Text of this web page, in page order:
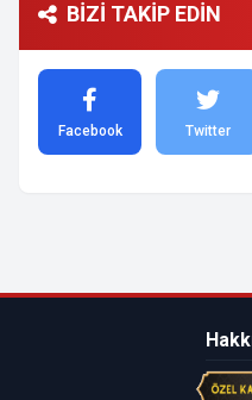
BİZİ TAKİP EDİN
Facebook Twitter